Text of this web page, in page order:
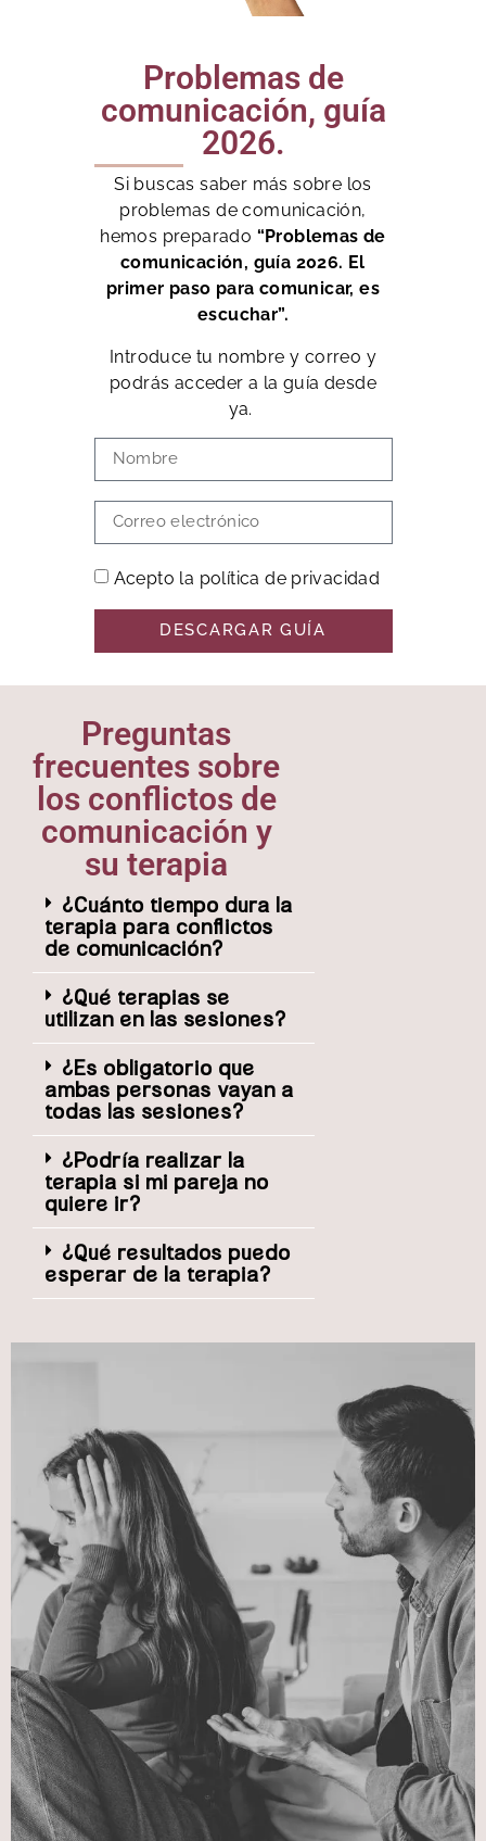
Problemas de
comunicación, guía
2026.
Si buscas saber más sobre los
problemas de comunicación,
hemos preparado “Problemas de
comunicación, guía 2026. El
primer paso para comunicar, es
escuchar”.
Introduce tu nombre y correo y
podrás acceder a la guía desde
ya.
Acepto la política de privacidad
DESCARGAR GUÍA
Preguntas
frecuentes sobre
los conflictos de
comunicación y
su terapia
¿Cuánto tiempo dura la
terapia para conflictos
de comunicación?
¿Qué terapias se
utilizan en las sesiones?
¿Es obligatorio que
ambas personas vayan a
todas las sesiones?
¿Podría realizar la
terapia si mi pareja no
quiere ir?
¿Qué resultados puedo
esperar de la terapia?